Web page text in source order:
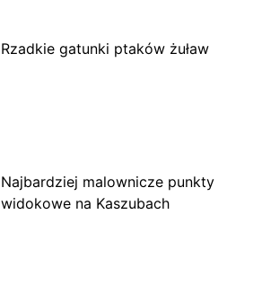
Rzadkie gatunki ptaków żuław
Najbardziej malownicze punkty
widokowe na Kaszubach